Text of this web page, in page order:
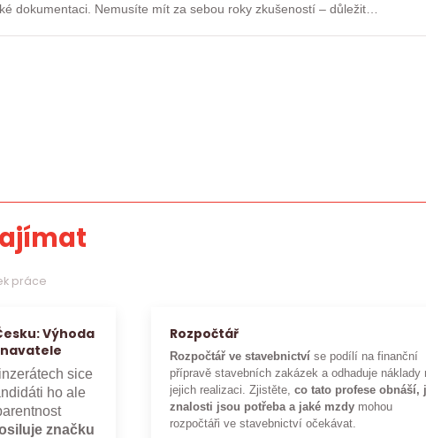
dokumentaci. Nemusíte mít za sebou roky zkušeností – důležité
práce
Výhoda
sice
ho ale
značku
Rozpočtář
Rozpočtář ve stavebnictví se podílí na finanční
přípravě stavebních zakázek a odhaduje náklady
jejich realizaci. Zjistěte,co tato profese obnáší,
znalosti jsou potřeba a jaké mzdy mohou
rozpočtáři ve stavebnictví očekávat.